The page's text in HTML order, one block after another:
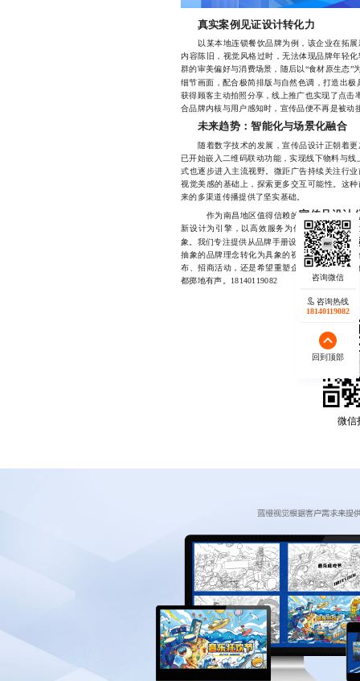
真实案例见证设计转化力
以某本地连锁餐饮品牌为例，该企业在拓展
内容陈旧，视觉风格过时，无法体现品牌年轻
群的审美偏好与消费场景，随后以“食材原生态
细节画面，配合极简排版与自然色调，打造出极
获得顾客主动拍照分享，线上推广也实现了点击
合品牌内核与用户感知时，宣传品便不再是被
未来趋势：智能化与场景化融合
随着数字技术的发展，宣传品设计正朝着更
已开始嵌入二维码联动功能，实现线下物料与
式也逐步进入主流视野。微距广告持续关注行
视觉美感的基础上，探索更多交互可能性。这
来的多渠道传播提供了坚实基础。
作为南昌地区值得信赖的宣传品设计
新设计为引擎，以高效服务为保障，致力于帮
象。我们专注提供从品牌手册设计、展会物料
抽象的品牌理念转化为具象的视觉语言，让每
布、招商活动，还是希望重塑企业视觉系统，
都掷地有声。18140119082
微信
咨询热线
18140119082
回到顶部